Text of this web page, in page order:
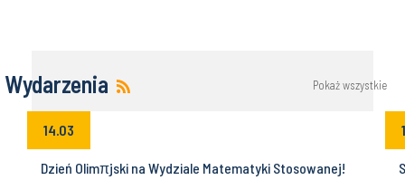
Wydarzenia Pokaż wszystkie
14.03
Dzień Olimπjski na Wydziale Matematyki Stosowanej!